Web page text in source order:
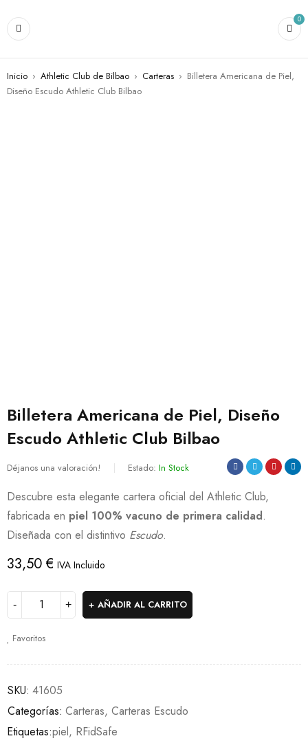
0
Inicio › Athletic Club de Bilbao › Carteras › Billetera Americana de Piel,
Diseño Escudo Athletic Club Bilbao
Billetera Americana de Piel, Diseño
Escudo Athletic Club Bilbao
Déjanos una valoración! Estado: In Stock
Descubre esta elegante cartera oficial del Athletic Club,
fabricada en piel 100% vacuno de primera calidad.
Diseñada con el distintivo Escudo.
33,50€ IVA Incluido
AÑADIR AL CARRITO
Favoritos
SKU: 41605
Categorías: Carteras, Carteras Escudo
Etiquetas:piel, RFidSafe